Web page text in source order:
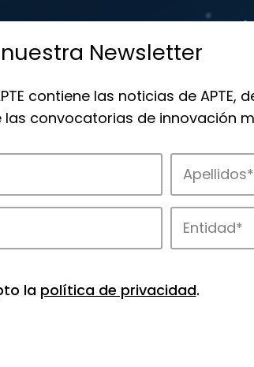
innovación en los parques
Newsletter
contiene las noticias de APTE,
las convocatorias de innovación
la política de privacidad.